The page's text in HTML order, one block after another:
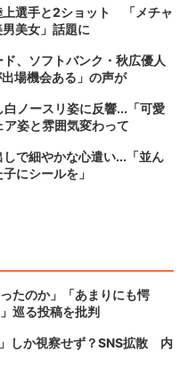
上選手と2ショット 「メチャ
美女」話題に
、ソフトバンク・秋広優人
場機会ある」の声が
ノースリ姿に反響...「可愛
姿と雰囲気変わって
で細やかな心遣い...「並ん
にシールを」
たのか」「あまりにも愕
巡る投稿を批判
しか視察せず？SNS拡散 内